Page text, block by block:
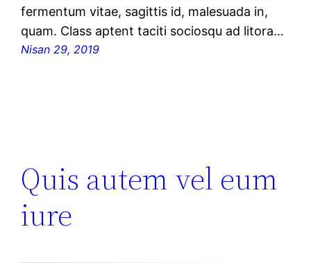
fermentum vitae, sagittis id, malesuada in,
quam. Class aptent taciti sociosqu ad litora…
Nisan 29, 2019
Quis autem vel eum
iure